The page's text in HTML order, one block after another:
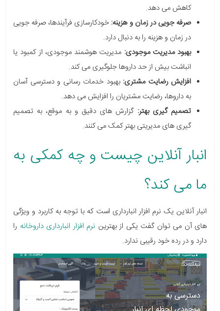
کاهش می دهد.
صرفه جویی در زمان و هزینه: خودکارسازی فرآیندها، صرفه جویی
در زمان و هزینه را به دنبال دارد.
بهبود مدیریت موجودی: مدیریت هوشمند موجودی، از کمبود یا
انباشت بیش از حد داروها جلوگیری می کند.
افزایش رضایت مشتری: بهبود خدمات رسانی و دسترسی آسان
به داروها، رضایت مشتریان را افزایش می دهد.
تصمیم گیری بهتر: گزارش های دقیق و به موقع، به تصمیم
گیری های مدیریتی بهتر کمک می کنند.
انبار آنلاین چیست و چه کمکی به
ما می کند؟
انبار آنلاین یک نرم افزار انبارداری است که با توجه به کاربرد و ویژگی
های آن می توان گفت یکی ازبهترین نرم افزار انبارداری داروخانه را
دارد و در رده خود رقیبی ندارد.